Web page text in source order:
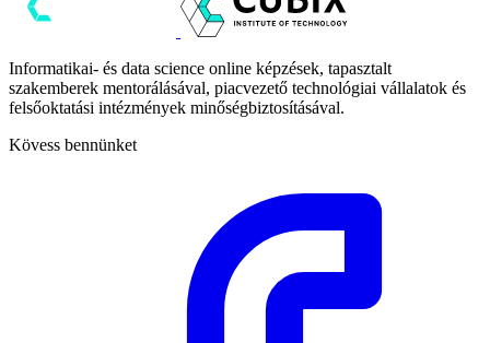
Informatikai- és data science online képzések, tapasztalt
szakemberek mentorálásával, piacvezető technológiai vállalatok és
felsőoktatási intézmények minőségbiztosításával.
Kövess bennünket